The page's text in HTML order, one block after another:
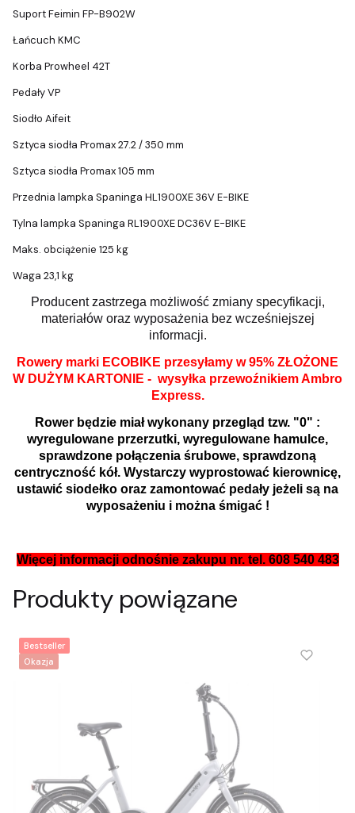
Suport Feimin FP-B902W
Łańcuch KMC
Korba Prowheel 42T
Pedały VP
Siodło Aifeit
Sztyca siodła Promax 27.2 / 350 mm
Sztyca siodła Promax 105 mm
Przednia lampka Spaninga HL1900XE 36V E-BIKE
Tylna lampka Spaninga RL1900XE DC36V E-BIKE
Maks. obciążenie 125 kg
Waga 23,1 kg
Producent zastrzega możliwość zmiany specyfikacji,
materiałów oraz wyposażenia bez wcześniejszej
informacji.
Rowery marki ECOBIKE przesyłamy w 95% ZŁOŻONE
W DUŻYM KARTONIE - wysyłka przewoźnikiem Ambro
Express.
Rower będzie miał wykonany przegląd tzw. "0" :
wyregulowane przerzutki, wyregulowane hamulce,
sprawdzone połączenia śrubowe, sprawdzoną
centryczność kół. Wystarczy wyprostować kierownicę,
ustawić siodełko oraz zamontować pedały jeżeli są na
wyposażeniu i można śmigać !
Więcej informacji odnośnie zakupu nr. tel. 608 540 483
Produkty powiązane
Okazja
Bestseller